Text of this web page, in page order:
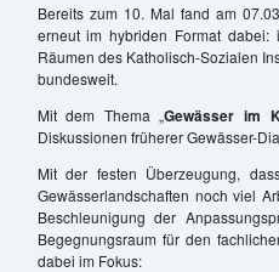
Bereits zum 10. Mal fand am
erneut im hybriden Format
Räumen des Katholisch-Sozialen
bundesweit.
Mit dem Thema „Gewässer im
Diskussionen früherer Gewässer-
Mit der festen Überzeugung,
Gewässerlandschaften noch viel
Beschleunigung der
Begegnungsraum für den
dabei im Fokus: